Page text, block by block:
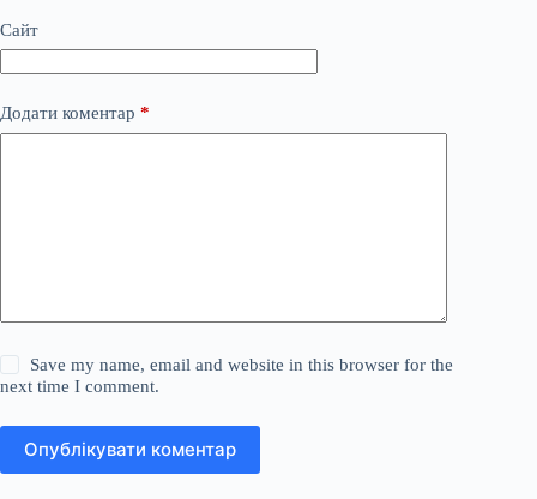
Сайт
Додати коментар *
Save my name, email and website in this browser for the
next time I comment.
Опублікувати коментар